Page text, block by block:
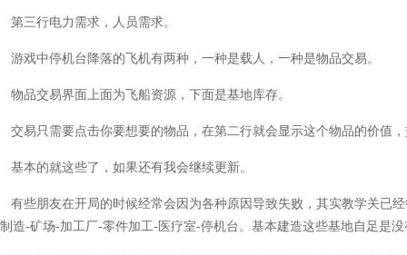
第三行电力需求，人员需求。
游戏中停机台降落的飞机有两种，一种是载人，一种是物品交易。
物品交易界面上面为飞船资源，下面是基地库存。
交易只需要点击你要想要的物品，在第二行就会显示这个物品的价值
基本的就这些了，如果还有我会继续更新。
有些朋友在开局的时候经常会因为各种原因导致失败，其实教学关已
制造-矿场-加工厂-零件加工-医疗室-停机台。基本建造这些基地自足是